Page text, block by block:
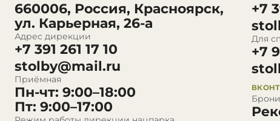
660006, Россия, Красноярск,
ул. Карьерная, 26-а
Адрес дирекции
+7 391 261 17 10
stolby@mail.ru
Приёмная
Пн-чт: 9:00–18:00
Пт: 9:00–17:00
+7
Для
+7